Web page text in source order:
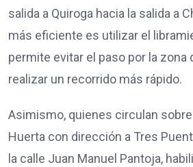
salida a Quiroga hacia la salida a
más eficiente es utilizar el
permite evitar el paso por la zona
realizar un recorrido más rápido.
Asimismo, quienes circulan sobre
Huerta con dirección a Tres
la calle Juan Manuel Pantoja,